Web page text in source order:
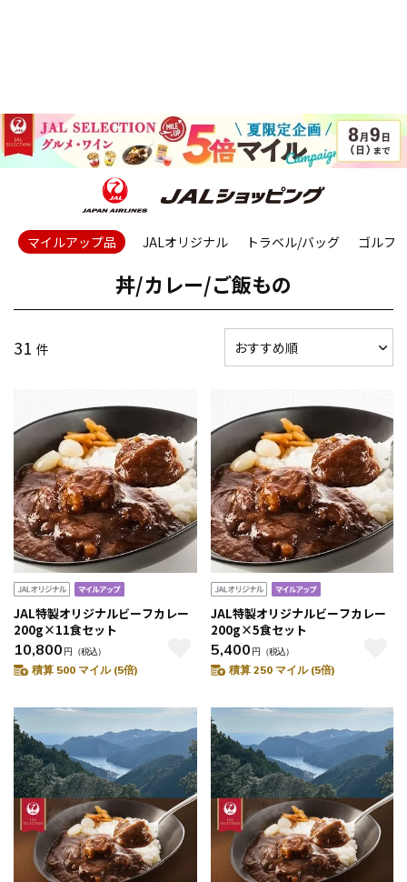
マイルアップ品 JALオリジナル トラベル/バッグ ゴルフ
丼/カレー/ご飯もの
31 件
JAL特製オリジナルビーフカレー
200g×11食セット
10,800 円 （税込）
積算 500 マイル (5倍)
JAL特製オリジナルビーフカレー
200g×5食セット
5,400 円 （税込）
積算 250 マイル (5倍)